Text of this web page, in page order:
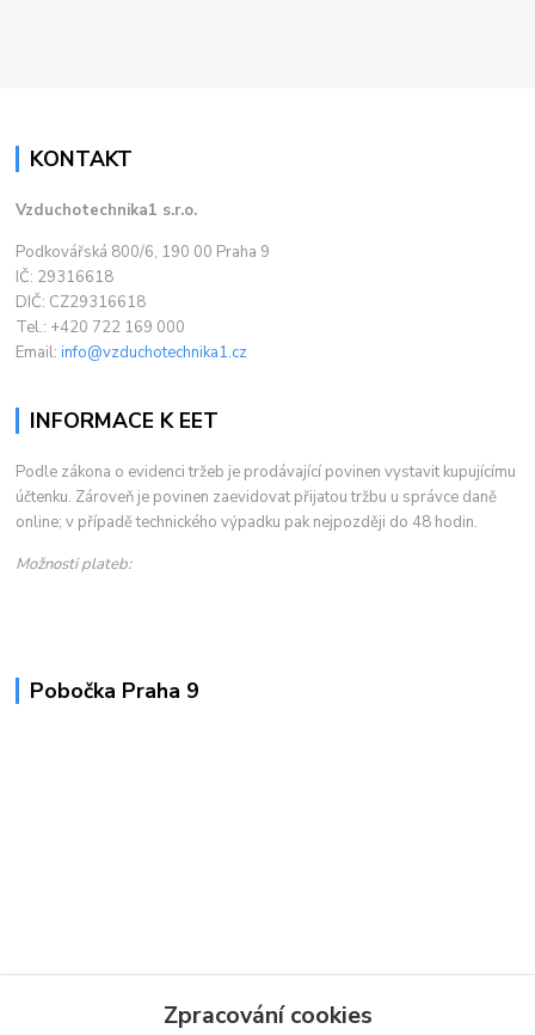
KONTAKT
Vzduchotechnika1 s.r.o.
Podkovářská 800/6, 190 00 Praha 9
IČ: 29316618
DIČ: CZ29316618
Tel.: +420 722 169 000
Email:info@vzduchotechnika1.cz
INFORMACE K EET
Podle zákona o evidenci tržeb je prodávající povinen vystavit kupujícímu
účtenku. Zároveň je povinen zaevidovat přijatou tržbu u správce daně
online; v případě technického výpadku pak nejpozději do 48 hodin.
Možnosti plateb:
Pobočka Praha 9
Zpracování cookies